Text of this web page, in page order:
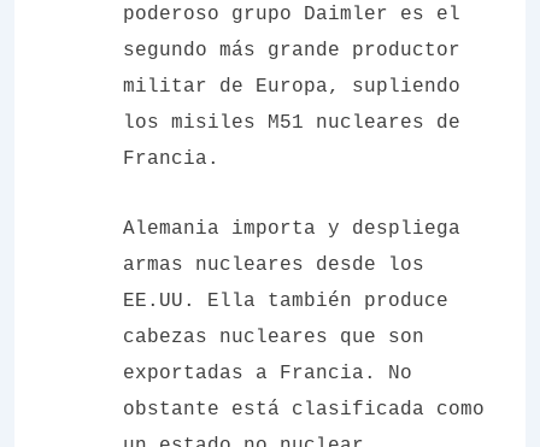
poderoso grupo Daimler es el
segundo más grande productor
militar de Europa, supliendo
los misiles M51 nucleares de
Francia.
Alemania importa y despliega
armas nucleares desde los
EE.UU. Ella también produce
cabezas nucleares que son
exportadas a Francia. No
obstante está clasificada como